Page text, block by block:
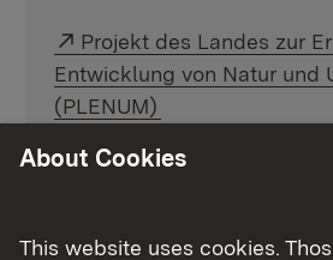
Externer Link:
Projekt des Landes zur
Entwicklung von Natur und
(PLENUM)
About Cookies
This website uses cookies.